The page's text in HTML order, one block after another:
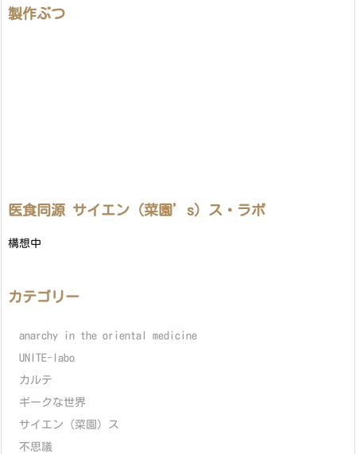
製作ぶつ
医食同源 サイエン（菜園’s）ス・ラボ
構想中
カテゴリー
anarchy in the oriental medicine
UNITE-labo
カルテ
ギークな世界
サイエン（菜園）ス
不思議